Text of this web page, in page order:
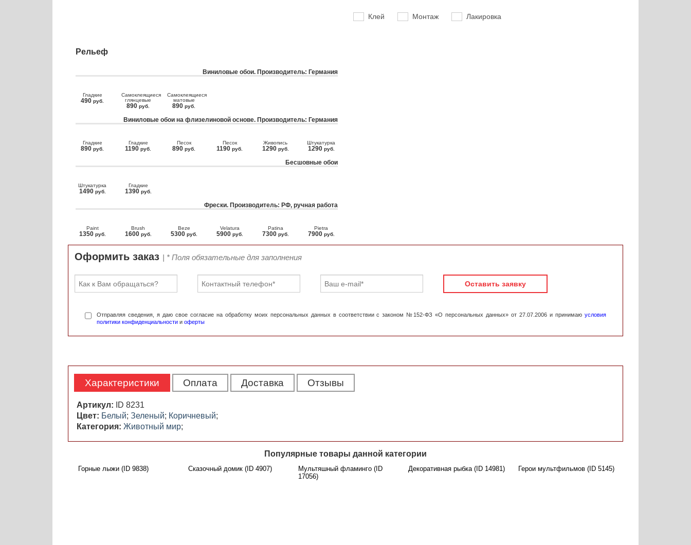
Клей Монтаж Лакировка
Рельеф
Виниловые обои. Производитель: Германия
Гладкие
490 руб.
Самоклеящиеся
глянцевые
890 руб.
Самоклеящиеся
матовые
890 руб.
Виниловые обои на флизелиновой основе. Производитель: Германия
Гладкие
890 руб.
Гладкие
1190 руб.
Песок
890 руб.
Песок
1190 руб.
Живопись
1290 руб.
Штукатурка
1290 руб.
Бесшовные обои
Штукатурка
1490 руб.
Гладкие
1390 руб.
Фрески. Производитель: РФ, ручная работа
Paint
1350 руб.
Brush
1600 руб.
Beze
5300 руб.
Velatura
5900 руб.
Patina
7300 руб.
Pietra
7900 руб.
Оформить заказ | * Поля обязательные для заполнения
Оставить заявку
Отправляя сведения, я даю свое согласие на обработку моих персональных данных в соответствии с законом №152-ФЗ «О персональных данных» от 27.07.2006 и принимаю условия
политики конфиденциальности и оферты
Характеристики Оплата Доставка Отзывы
Артикул:
ID 8231
Цвет: Белый; Зеленый; Коричневый;
Категория: Животный мир;
Популярные товары данной категории
Горные лыжи (ID 9838) Сказочный домик (ID 4907)
Мультяшный фламинго (ID
17056)
Декоративная рыбка (ID 14981) Герои мультфильмов (ID 5145)